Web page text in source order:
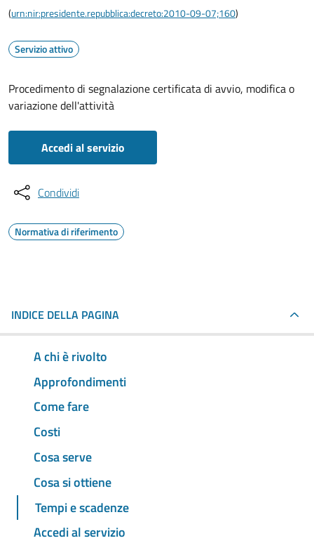
(urn:nir:presidente.repubblica:decreto:2010-09-07;160)
Servizio attivo
Procedimento di segnalazione certificata di avvio, modifica o
variazione dell'attività
Accedi al servizio
Condividi
Normativa di riferimento
INDICE DELLA PAGINA
A chi è rivolto
Approfondimenti
Come fare
Costi
Cosa serve
Cosa si ottiene
Tempi e scadenze
Accedi al servizio